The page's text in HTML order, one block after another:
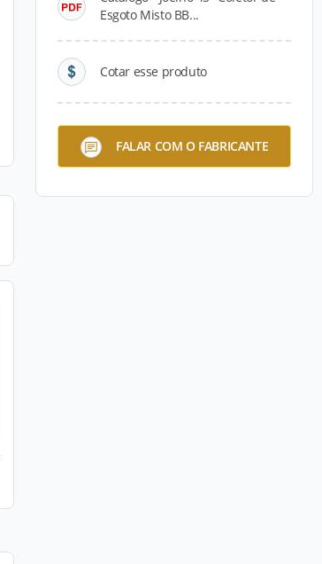
Esgoto Misto BB...
Cotar esse produto
FALAR COM O FABRICANTE